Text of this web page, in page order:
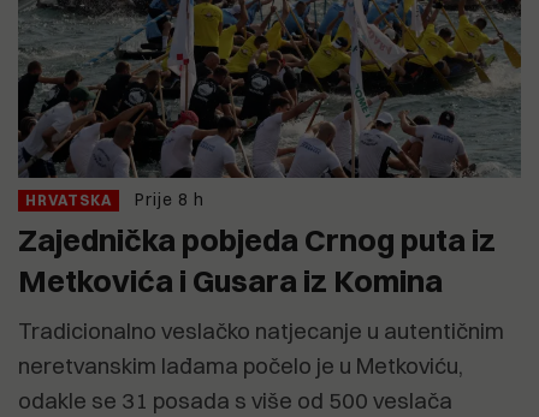
HRVATSKA Prije 8 h
Zajednička pobjeda Crnog puta iz
Metkovića i Gusara iz Komina
Tradicionalno veslačko natjecanje u autentičnim
neretvanskim lađama počelo je u Metkoviću,
odakle se 31 posada s više od 500 veslača